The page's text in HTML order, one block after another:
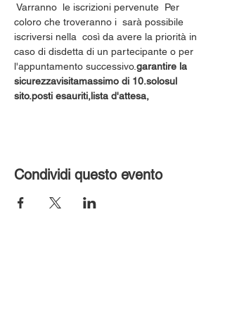
Varranno le iscrizioni pervenute Per
coloro che troveranno i sarà possibile
iscriversi nella così da avere la priorità in
caso di disdetta di un partecipante o per
l'appuntamento successivo.garantire la
sicurezzavisitamassimo di 10.solosul
sito.posti esauriti,lista d'attesa,
Condividi questo evento